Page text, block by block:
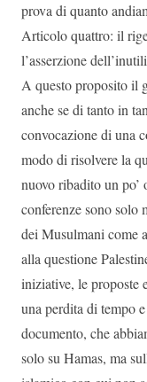
prova di quanto
Articolo quattro: il
l’asserzione
A questo proposito il
anche se di tanto in
convocazione di una
modo di risolvere la
nuovo ribadito un
conferenze sono solo
dei Musulmani come
alla questione
iniziative, le proposte
una perdita di tempo
documento, che
solo su Hamas, ma